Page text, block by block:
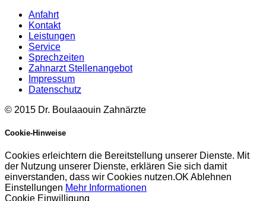
Anfahrt
Kontakt
Leistungen
Service
Sprechzeiten
Zahnarzt Stellenangebot
Impressum
Datenschutz
© 2015 Dr. Boulaaouin Zahnärzte
Cookie-Hinweise
Cookies erleichtern die Bereitstellung unserer Dienste. Mit
der Nutzung unserer Dienste, erklären Sie sich damit
einverstanden, dass wir Cookies nutzen.OK Ablehnen
Einstellungen Mehr Informationen
Cookie Einwilligung